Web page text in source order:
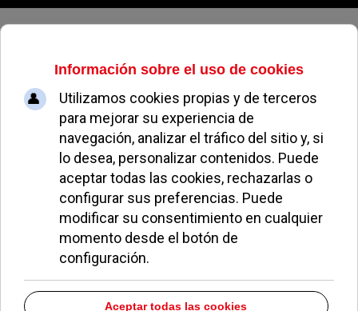
Viernes, 07 de agosto de 2026
Algo más de cien personas
acudieron al acto de campaña de
Podemos en Pozuelo
REDACCIÓN POLÍTICA 15 DICIEMBRE 2015